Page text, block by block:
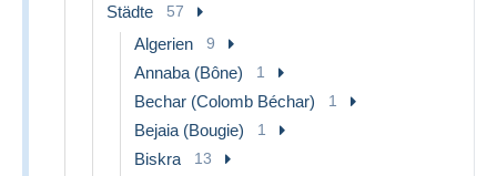
Städte 57
Algerien 9
Annaba (Bône) 1
Bechar (Colomb Béchar) 1
Bejaia (Bougie) 1
Biskra 13